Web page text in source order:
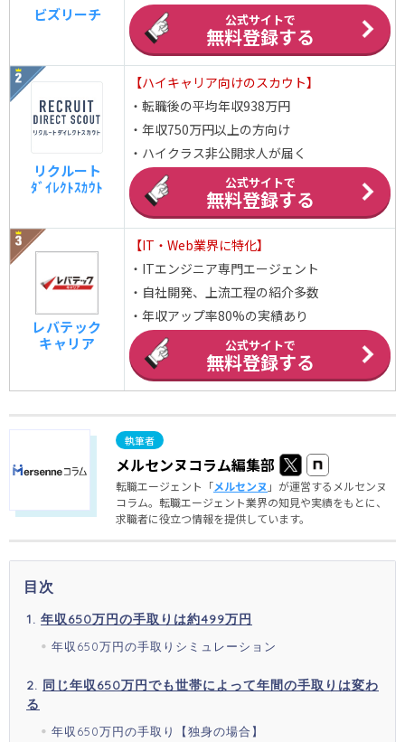
ビズリーチ 公式サイトで
無料登録する
リクルート
ﾀﾞｲﾚｸﾄｽｶｳﾄ
【ハイキャリア向けのスカウト】
・転職後の平均年収938万円
・年収750万円以上の方向け
・ハイクラス非公開求人が届く
公式サイトで
無料登録する
レバテック
キャリア
【IT・Web業界に特化】
・ITエンジニア専門エージェント
・自社開発、上流工程の紹介多数
・年収アップ率80%の実績あり
公式サイトで
無料登録する
メルセンヌコラム編集部
転職エージェント「メルセンヌ 」が運営するメルセンヌ
コラム。転職エージェント業界の知見や実績をもとに、
求職者に役立つ情報を提供しています。
目次
年収650万円の手取りは約499万円
年収650万円の手取りシミュレーション
同じ年収650万円でも世帯によって年間の手取りは変わ
る
年収650万円の手取り【独身の場合】